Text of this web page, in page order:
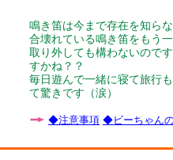
鳴き笛は今まで存在を知ら
合壊れている鳴き笛をもう
取り外しても構わないので
すかね？？
毎日遊んで一緒に寝て旅行
て驚きです（涙）
◆注意事項 ◆ビーちゃん